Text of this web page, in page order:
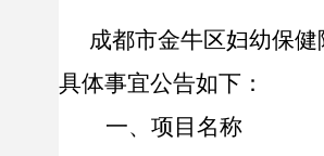
成都市金牛区妇幼保健
具体事宜公告如下：
一、 项目名称